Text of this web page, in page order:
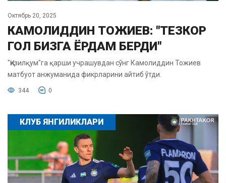
Октябрь 20, 2025
КАМОЛИДДИН ТОЖИЕВ: "ТЕЗКОР
ГОЛ БИЗГА ЁРДАМ БЕРДИ"
"Қизилқум"га қарши учрашувдан сўнг Камолиддин Тожиев
матбуот анжуманида фикрларини айтиб ўтди.
344 0
КЛУБ ЯНГИЛИКЛАРИ